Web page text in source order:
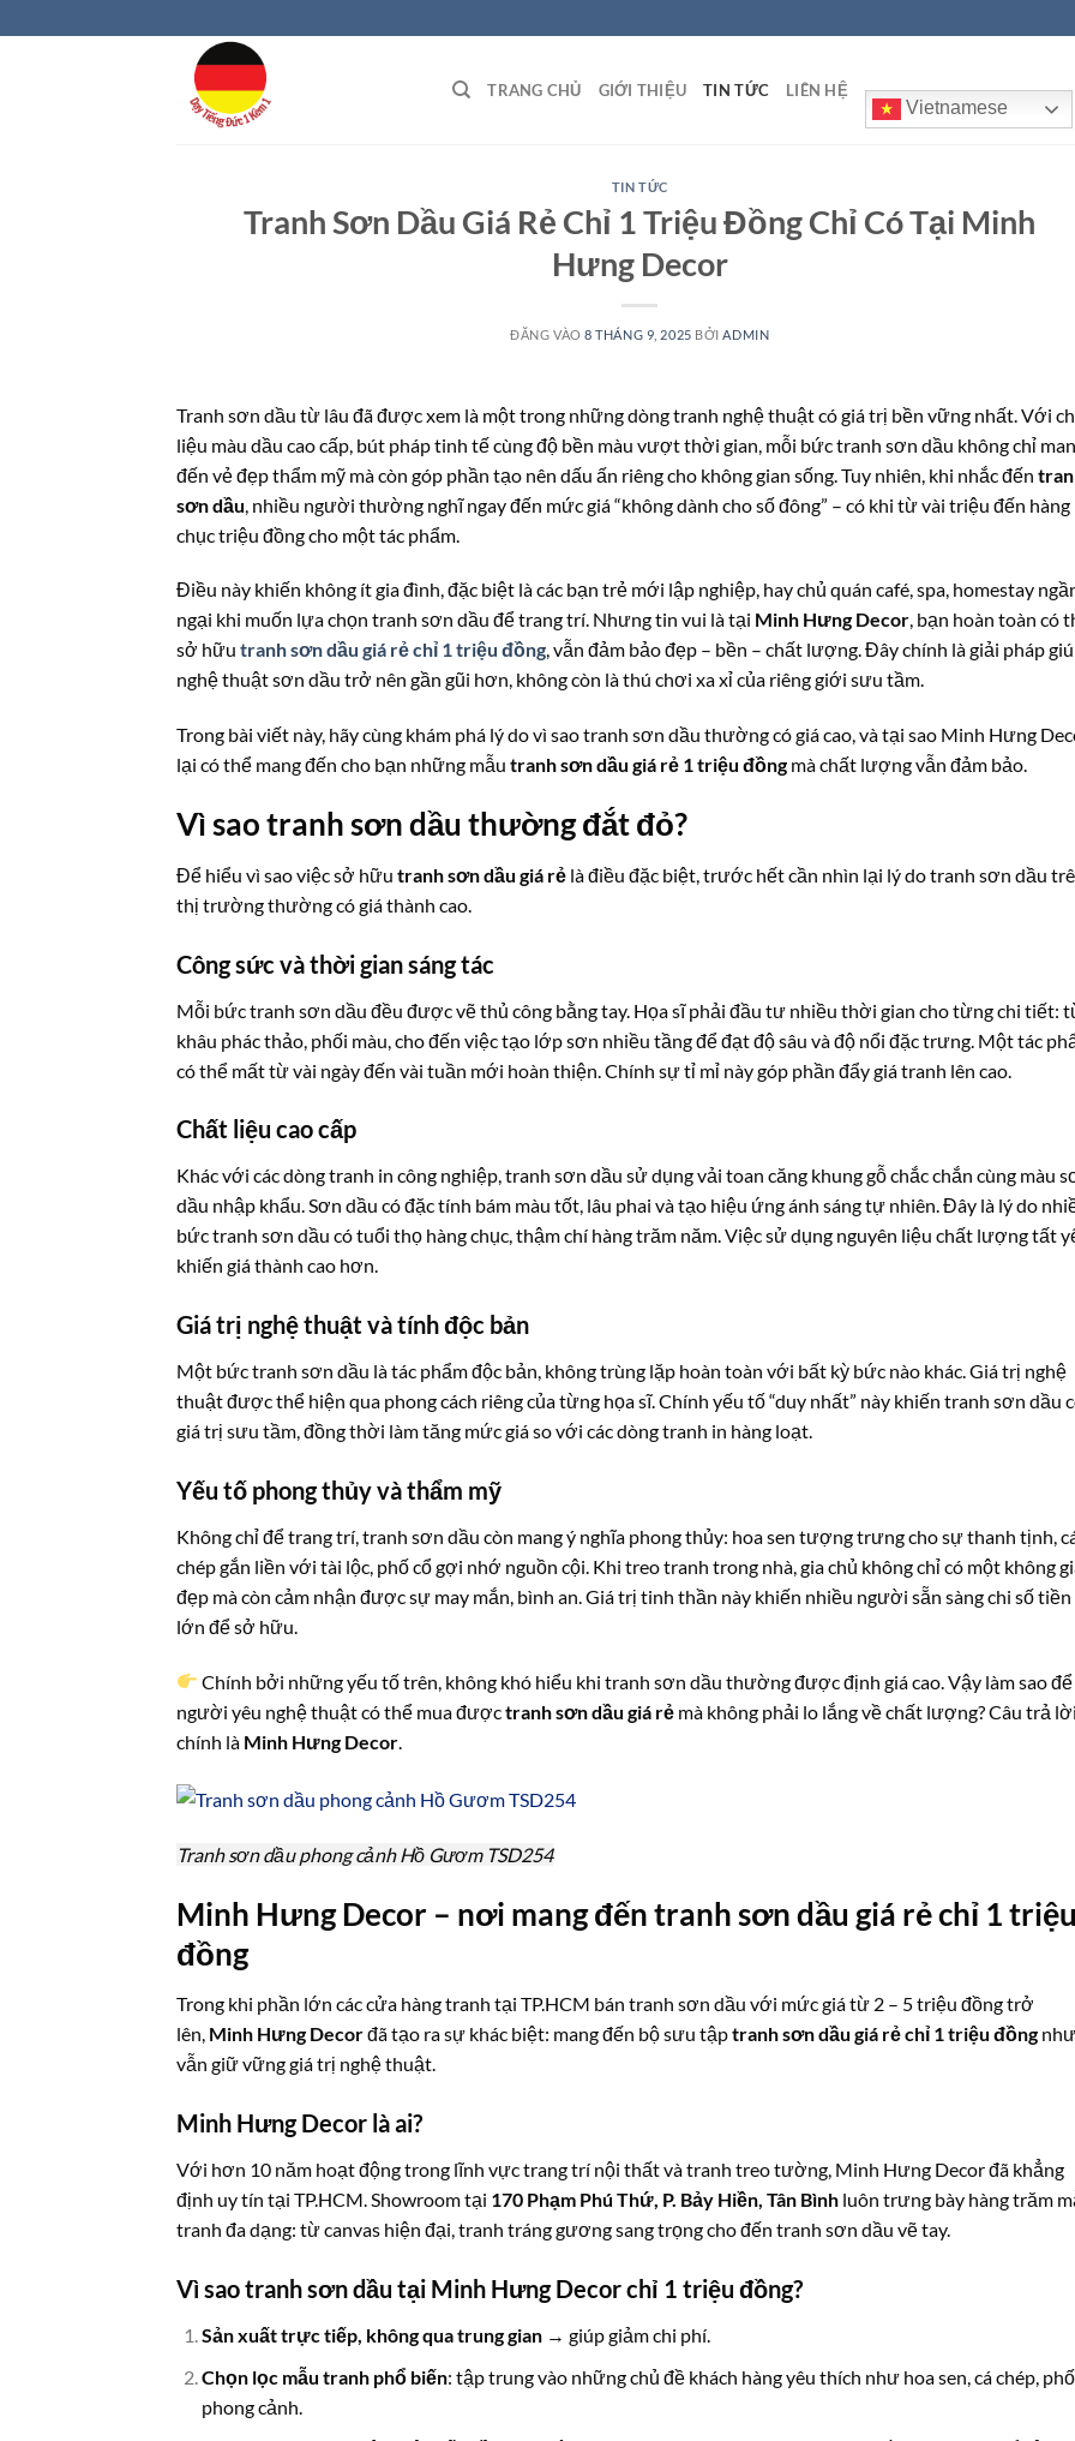
qua
TRANG CHỦ GIỚI THIỆU TIN TỨC LIÊN HỆ
Vietnamese
TIN TỨC
Tranh Sơn Dầu Giá Rẻ Chỉ 1 Triệu Đồng Chỉ Có Tại Minh
Hưng Decor
ĐĂNG VÀO8 THÁNG 9, 2025 BỞI ADMIN
Tranh sơn dầu từ lâu đã được xem là một trong những dòng tranh nghệ thuật có giá trị bền vững nhất. Với
liệu màu dầu cao cấp, bút pháp tinh tế cùng độ bền màu vượt thời gian, mỗi bức tranh sơn dầu không chỉ
đến vẻ đẹp thẩm mỹ mà còn góp phần tạo nên dấu ấn riêng cho không gian sống. Tuy nhiên, khi nhắc đến
sơn dầu , nhiều người thường nghĩ ngay đến mức giá “không dành cho số đông” – có khi từ vài triệu đến hàng
chục triệu đồng cho một tác phẩm.
Điều này khiến không ít gia đình, đặc biệt là các bạn trẻ mới lập nghiệp, hay chủ quán café, spa, homestay
ngại khi muốn lựa chọn tranh sơn dầu để trang trí. Nhưng tin vui là tại Minh Hưng Decor, bạn hoàn toàn có
sở hữu tranh sơn dầu giá rẻ chỉ 1 triệu đồng, vẫn đảm bảo đẹp – bền – chất lượng. Đây chính là giải pháp
nghệ thuật sơn dầu trở nên gần gũi hơn, không còn là thú chơi xa xỉ của riêng giới sưu tầm.
Trong bài viết này, hãy cùng khám phá lý do vì sao tranh sơn dầu thường có giá cao, và tại sao Minh Hưng
lại có thể mang đến cho bạn những mẫu tranh sơn dầu giá rẻ 1 triệu đồng mà chất lượng vẫn đảm bảo.
Vì sao tranh sơn dầu thường đắt đỏ?
Để hiểu vì sao việc sở hữu tranh sơn dầu giá rẻ là điều đặc biệt, trước hết cần nhìn lại lý do tranh sơn dầu
thị trường thường có giá thành cao.
Công sức và thời gian sáng tác
Mỗi bức tranh sơn dầu đều được vẽ thủ công bằng tay. Họa sĩ phải đầu tư nhiều thời gian cho từng chi tiết:
khâu phác thảo, phối màu, cho đến việc tạo lớp sơn nhiều tầng để đạt độ sâu và độ nổi đặc trưng. Một tác
có thể mất từ vài ngày đến vài tuần mới hoàn thiện. Chính sự tỉ mỉ này góp phần đẩy giá tranh lên cao.
Chất liệu cao cấp
Khác với các dòng tranh in công nghiệp, tranh sơn dầu sử dụng vải toan căng khung gỗ chắc chắn cùng màu
dầu nhập khẩu. Sơn dầu có đặc tính bám màu tốt, lâu phai và tạo hiệu ứng ánh sáng tự nhiên. Đây là lý do
bức tranh sơn dầu có tuổi thọ hàng chục, thậm chí hàng trăm năm. Việc sử dụng nguyên liệu chất lượng tất
khiến giá thành cao hơn.
Giá trị nghệ thuật và tính độc bản
Một bức tranh sơn dầu là tác phẩm độc bản, không trùng lặp hoàn toàn với bất kỳ bức nào khác. Giá trị nghệ
thuật được thể hiện qua phong cách riêng của từng họa sĩ. Chính yếu tố “duy nhất” này khiến tranh sơn dầu
giá trị sưu tầm, đồng thời làm tăng mức giá so với các dòng tranh in hàng loạt.
Yếu tố phong thủy và thẩm mỹ
Không chỉ để trang trí, tranh sơn dầu còn mang ý nghĩa phong thủy: hoa sen tượng trưng cho sự thanh tịnh,
chép gắn liền với tài lộc, phố cổ gợi nhớ nguồn cội. Khi treo tranh trong nhà, gia chủ không chỉ có một không
đẹp mà còn cảm nhận được sự may mắn, bình an. Giá trị tinh thần này khiến nhiều người sẵn sàng chi số tiền
lớn để sở hữu.
Chính bởi những yếu tố trên, không khó hiểu khi tranh sơn dầu thường được định giá cao. Vậy làm sao để
người yêu nghệ thuật có thể mua đượctranh sơn dầu giá rẻ mà không phải lo lắng về chất lượng? Câu trả
chính là Minh Hưng Decor
Tranh sơn dầu phong cảnh Hồ Gươm TSD254
Minh Hưng Decor – nơi mang đến tranh sơn dầu giá rẻ chỉ 1
đồng
Trong khi phần lớn các cửa hàng tranh tại TP.HCM bán tranh sơn dầu với mức giá từ 2 – 5 triệu đồng trở
lên, Minh Hưng Decorđã tạo ra sự khác biệt: mang đến bộ sưu tậptranh sơn dầu giá rẻ chỉ 1 triệu đồng
vẫn giữ vững giá trị nghệ thuật.
Minh Hưng Decor là ai?
Với hơn 10 năm hoạt động trong lĩnh vực trang trí nội thất và tranh treo tường, Minh Hưng Decor đã khẳng
định uy tín tại TP.HCM. Showroom tại 170 Phạm Phú Thứ, P. Bảy Hiền, Tân Bình luôn trưng bày hàng trăm
tranh đa dạng: từ canvas hiện đại, tranh tráng gương sang trọng cho đến tranh sơn dầu vẽ tay.
Vì sao tranh sơn dầu tại Minh Hưng Decor chỉ 1 triệu đồng?
Sản xuất trực tiếp, không qua trung gian→ giúp giảm chi phí.
Chọn lọc mẫu tranh phổ biến: tập trung vào những chủ đề khách hàng yêu thích như hoa sen, cá chép,
phong cảnh.